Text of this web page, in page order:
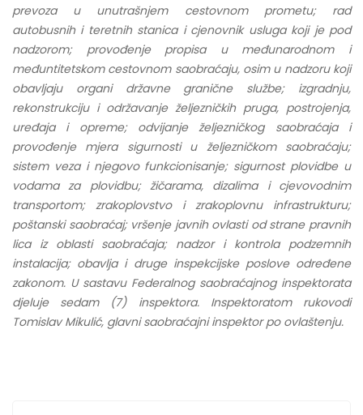
prevoza u unutrašnjem cestovnom prometu; rad
autobusnih i teretnih stanica i cjenovnik usluga koji je pod
nadzorom; provođenje propisa u međunarodnom i
međuntitetskom cestovnom saobraćaju, osim u nadzoru koji
obavljaju organi državne granične službe; izgradnju,
rekonstrukciju i održavanje željezničkih pruga, postrojenja,
uređaja i opreme; odvijanje željezničkog saobraćaja i
provođenje mjera sigurnosti u željezničkom saobraćaju;
sistem veza i njegovo funkcionisanje; sigurnost plovidbe u
vodama za plovidbu; žičarama, dizalima i cjevovodnim
transportom; zrakoplovstvo i zrakoplovnu infrastrukturu;
poštanski saobraćaj; vršenje javnih ovlasti od strane pravnih
lica iz oblasti saobraćaja; nadzor i kontrola podzemnih
instalacija; obavlja i druge inspekcijske poslove određene
zakonom. U sastavu Federalnog saobraćajnog inspektorata
djeluje sedam (7) inspektora. Inspektoratom rukovodi
Tomislav Mikulić, glavni saobraćajni inspektor po ovlaštenju.